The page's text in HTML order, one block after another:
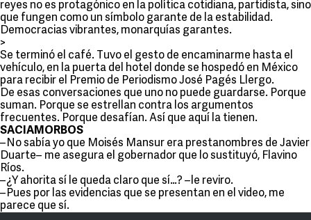
reyes no es protagónico en la política cotidiana, partidista, sino
que fungen como un símbolo garante de la estabilidad.
Democracias vibrantes, monarquías garantes.
>
Se terminó el café. Tuvo el gesto de encaminarme hasta el
vehículo, en la puerta del hotel donde se hospedó en México
para recibir el Premio de Periodismo José Pagés Llergo.
De esas conversaciones que uno no puede guardarse. Porque
suman. Porque se estrellan contra los argumentos
frecuentes. Porque desafían. Así que aquí la tienen.
SACIAMORBOS
–No sabía yo que Moisés Mansur era prestanombres de Javier
Duarte– me asegura el gobernador que lo sustituyó, Flavino
Ríos.
–¿Y ahorita sí le queda claro que sí…? –le reviro.
–Pues por las evidencias que se presentan en el video, me
parece que sí.